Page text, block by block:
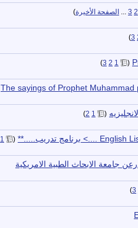
2
3 الصفحة الأخيرة)
3
)
(
1
2
3
)
The sayings of Prophet Muhammad
(
1
2
)
(
1
جامعة الابحاث الطبية الامريكية
3
)